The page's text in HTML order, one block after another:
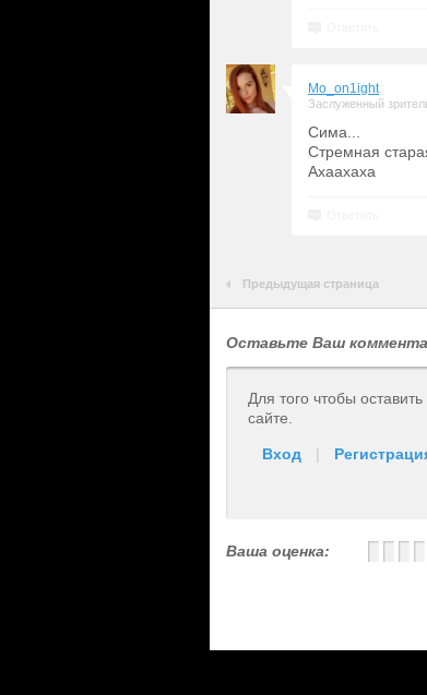
Mo_on1ight
Заслуженный
Сима...
Стремная
Ахаахаха
Предыдущая страница
Оставьте Ваш
Для того чтобы
сайте.
Вход |
Ваша оценка: